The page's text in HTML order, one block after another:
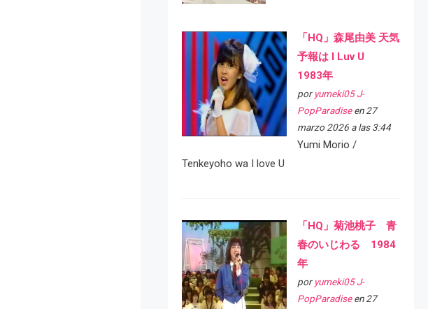
「HQ」森尾由美 天気
予報は I Luv U
1983年
por yumeki05 J-
PopParadiseen 27
marzo 2026 a las 3:44
Yumi Morio /
Tenkeyoho wa I love U
「HQ」菊池桃子 青
春のいじわる 1984
年
por yumeki05 J-
PopParadiseen 27